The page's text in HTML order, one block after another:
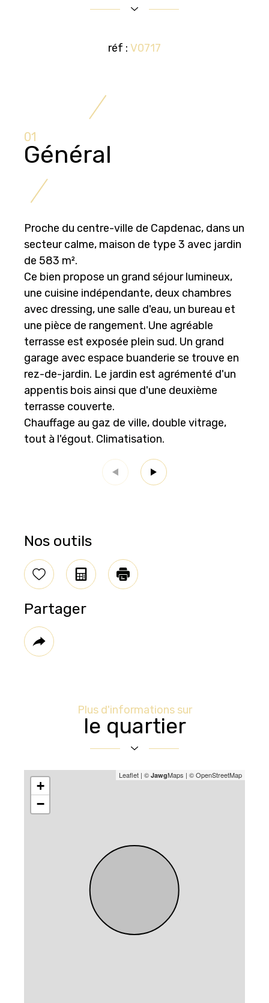
réf : V0717
01
Général
Proche du centre-ville de Capdenac, dans un
secteur calme, maison de type 3 avec jardin
de 583 m².
Ce bien propose un grand séjour lumineux,
une cuisine indépendante, deux chambres
avec dressing, une salle d'eau, un bureau et
une pièce de rangement. Une agréable
terrasse est exposée plein sud. Un grand
garage avec espace buanderie se trouve en
rez-de-jardin. Le jardin est agrémenté d'un
appentis bois ainsi que d'une deuxième
terrasse couverte.
Chauffage au gaz de ville, double vitrage,
tout à l'égout. Climatisation.
Nos outils
SélectionnerCalculatriceImprimer
Partager
Plus
de
Plus d'informations sur
le quartier
+
−
Leaflet | © JawgMaps | © OpenStreetMap